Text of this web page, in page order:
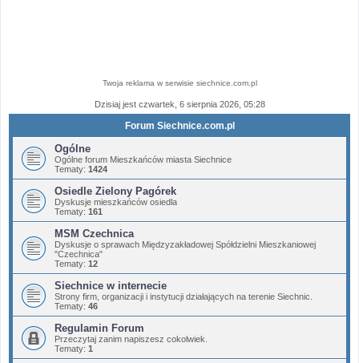
Twoja reklama w serwisie siechnice.com.pl
Dzisiaj jest czwartek, 6 sierpnia 2026, 05:28
Forum Siechnice.com.pl
Ogólne
Ogólne forum Mieszkańców miasta Siechnice
Tematy: 1424
Osiedle Zielony Pagórek
Dyskusje mieszkańców osiedla
Tematy: 161
MSM Czechnica
Dyskusje o sprawach Międzyzakładowej Spółdzielni Mieszkaniowej
"Czechnica"
Tematy: 12
Siechnice w internecie
Strony firm, organizacji i instytucji działających na terenie Siechnic.
Tematy: 46
Regulamin Forum
Przeczytaj zanim napiszesz cokolwiek.
Tematy: 1